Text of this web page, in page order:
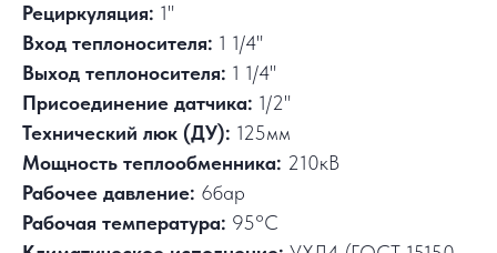
Рециркуляция: 1"
Вход теплоносителя: 1 1/4"
Выход теплоносителя: 1 1/4"
Присоединение датчика: 1/2"
Технический люк (ДУ): 125мм
Мощность теплообменника: 210кВ
Рабочее давление: 6бар
Рабочая температура: 95°C